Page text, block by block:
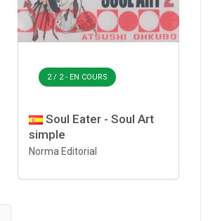
2 / 2 - EN COURS
Soul Eater - Soul Art
simple
Norma Editorial